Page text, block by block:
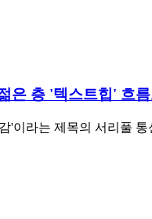
은 층 '텍스트힙' 흐
'이라는 제목의 서리풀